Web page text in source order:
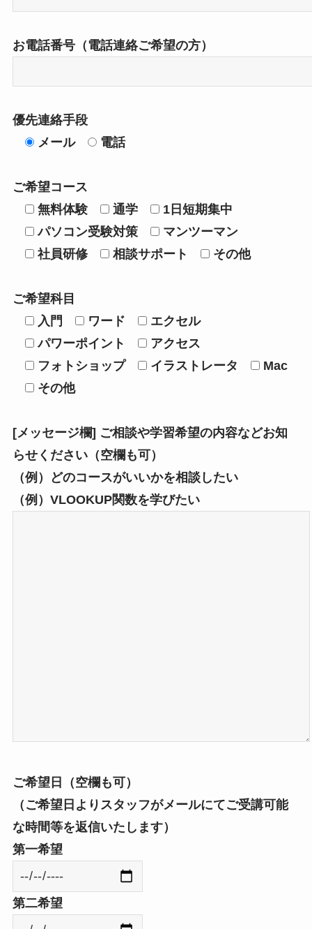
お電話番号（電話連絡ご希望の方）
優先連絡手段
メール
電話
ご希望コース
無料体験
通学
1日短期集中
パソコン受験対策
マンツーマン
社員研修
相談サポート その他
ご希望科目
入門
ワード
エクセル
パワーポイント
アクセス
フォトショップ
イラストレータ
Mac
その他
[メッセージ欄] ご相談や学習希望の内容などお知
らせください（空欄も可）
（例）どのコースがいいかを相談したい
（例）VLOOKUP関数を学びたい
ご希望日（空欄も可）
（ご希望日よりスタッフがメールにてご受講可能
な時間等を返信いたします）
第一希望
第二希望